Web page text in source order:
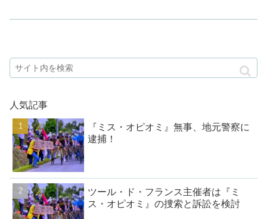
人気記事
『ミス・オピオミ』無事、地元警察に
逮捕！
ツール・ド・フランス主催者は『ミ
ス・オピオミ』の捜索と訴訟を検討